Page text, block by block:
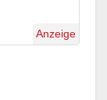
Anzeige